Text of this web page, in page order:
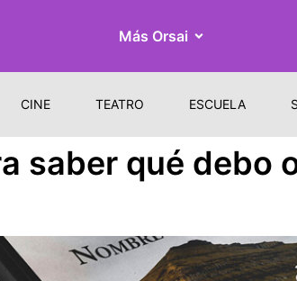
Más Orsai
CINE TEATRO ESCUELA
saber qué debo